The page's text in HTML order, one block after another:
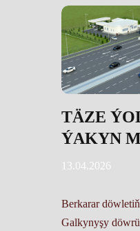
TÄZE
ÝAKYN
13.04.2026
Berkarar
Galkynyşy